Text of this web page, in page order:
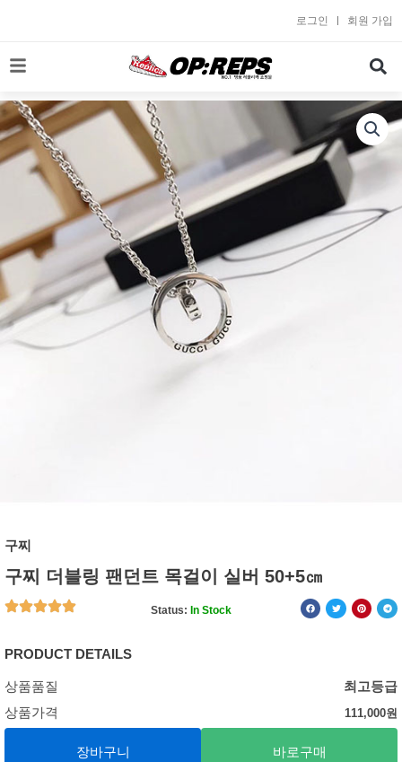
로
너
뛰
기
로그인 회원 가입
구찌
구찌 더블링 팬던트 목걸이 실버 50+5㎝
Status: In Stock
PRODUCT DETAILS
상품품질
최고등급
상품가격
111,000원
장바구니 바로구매